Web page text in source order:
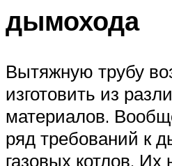
дымохода
Вытяжную трубу
изготовить из
материалов.
ряд требований к
газовых котлов. Их